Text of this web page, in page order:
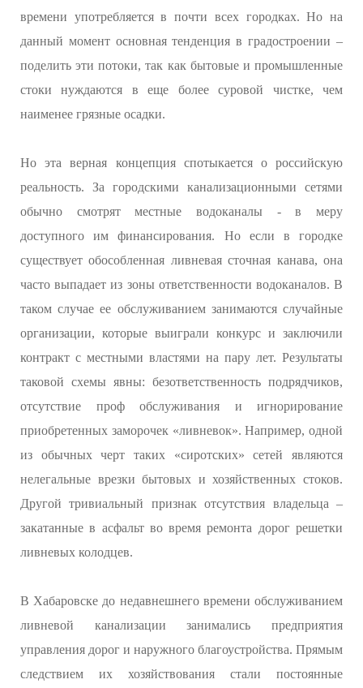
времени употребляется в почти всех городках. Но на
данный момент основная тенденция в градостроении –
поделить эти потоки, так как бытовые и промышленные
стоки нуждаются в еще более суровой чистке, чем
наименее грязные осадки.
Но эта верная концепция спотыкается о российскую
реальность. За городскими канализационными сетями
обычно смотрят местные водоканалы - в меру
доступного им финансирования. Но если в городке
существует обособленная ливневая сточная канава, она
часто выпадает из зоны ответственности водоканалов. В
таком случае ее обслуживанием занимаются случайные
организации, которые выиграли конкурс и заключили
контракт с местными властями на пару лет. Результаты
таковой схемы явны: безответственность подрядчиков,
отсутствие проф обслуживания и игнорирование
приобретенных заморочек «ливневок». Например, одной
из обычных черт таких «сиротских» сетей являются
нелегальные врезки бытовых и хозяйственных стоков.
Другой тривиальный признак отсутствия владельца –
закатанные в асфальт во время ремонта дорог решетки
ливневых колодцев.
В Хабаровске до недавнешнего времени обслуживанием
ливневой канализации занимались предприятия
управления дорог и наружного благоустройства. Прямым
следствием их хозяйствования стали постоянные